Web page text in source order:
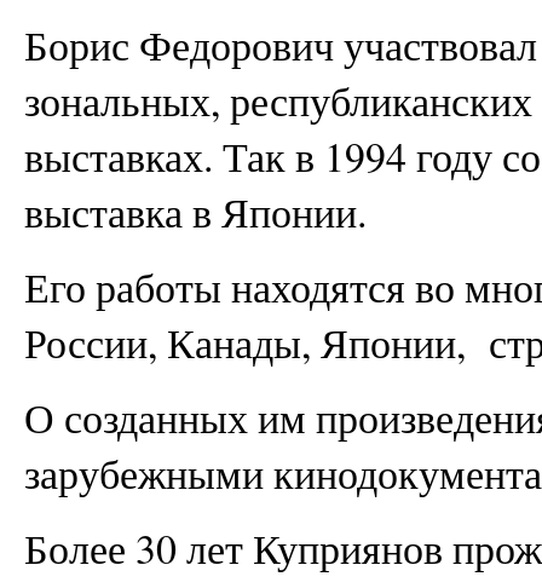
Борис Федорович
зональных,
выставках. Так в 1994 году
выставка в Японии.
Его работы находятся во
России, Канады, Японии,
О созданных им
зарубежными
Более 30 лет Куприянов